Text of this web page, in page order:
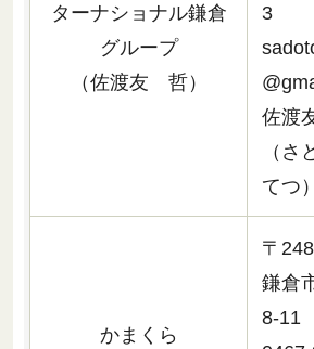
ターナショナル鎌倉
グループ
（佐渡友 哲）
3
佐渡
（
てつ）
かまくら
〒
鎌倉
8-11